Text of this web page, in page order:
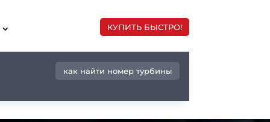
КУПИТЬ БЫСТРО!
как найти номер турбины